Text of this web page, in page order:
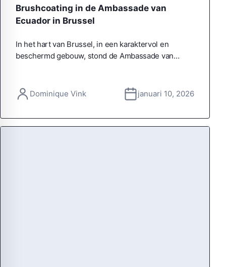
Brushcoating in de Ambassade van
Ecuador in Brussel
In het hart van Brussel, in een karaktervol en
beschermd gebouw, stond de Ambassade van…
Dominique Vink januari 10, 2026